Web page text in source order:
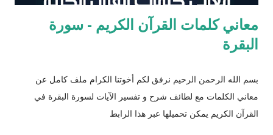
معاني كلمات القرآن الكريم - سورة
البقرة
بسم الله الرحمن الرحيم نرفق لكم أخوتنا الكرام ملف كامل عن
معاني الكلمات مع لطائف شرح و تفسير الآيات لسورة البقرة في
القرآن الكريم يمكن تحميلها عبر هذا الرابط